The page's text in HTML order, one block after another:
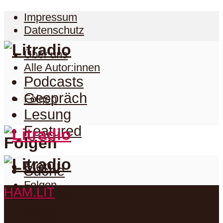
Impressum
Datenschutz
Über uns
Alle Autor:innen
Folgen
Folgen
Folgen
Facebook
Podcasts
Gespräch
Lesung
Featured
Menu
Suche
Podcasts
HAM.LIT